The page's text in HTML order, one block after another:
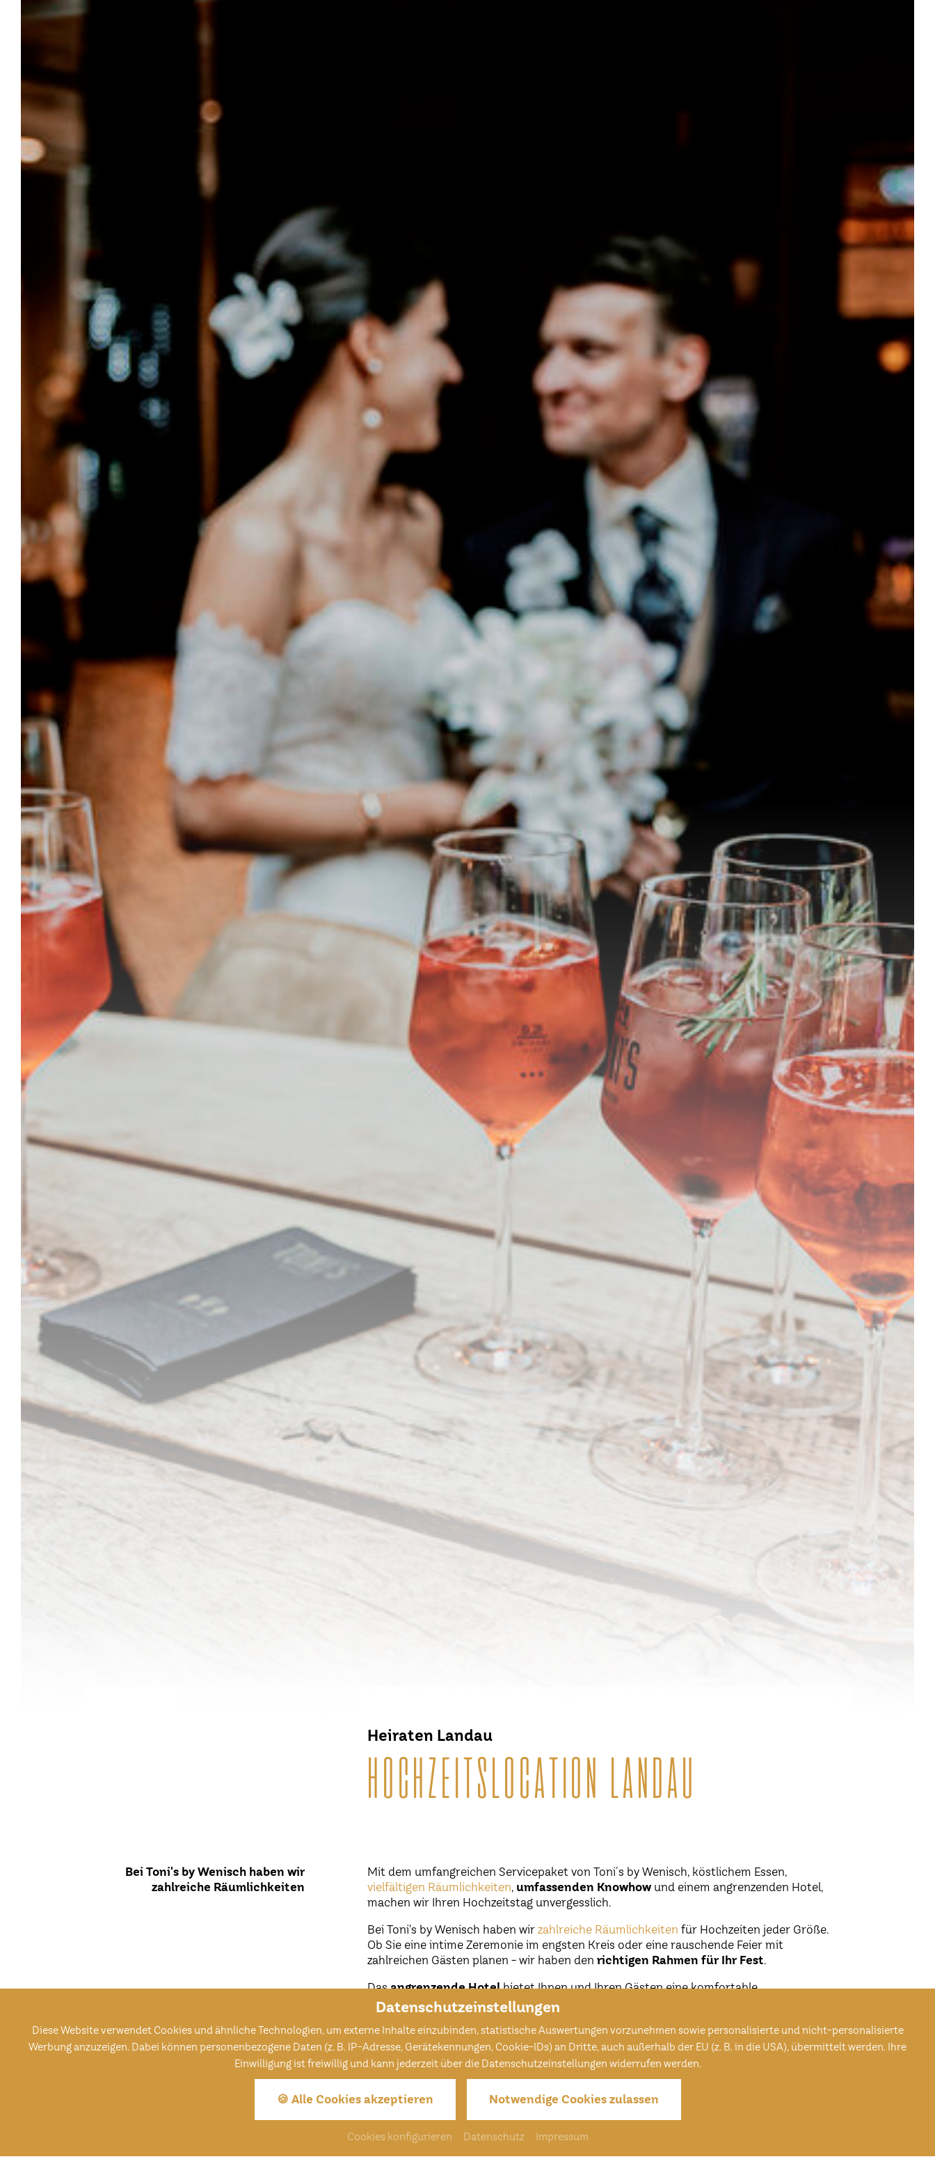
Datenschutzeinstellungen
Diese Website verwendet Cookies und ähnliche Technologien, um externe Inhalte einzubinden, statistische Auswertungen vorzunehmen sowie personalisierte und nicht-personalisierte
Werbung anzuzeigen. Dabei können personenbezogene Daten (z. B. IP-Adresse, Gerätekennungen, Cookie-IDs) an Dritte, auch außerhalb der EU (z. B. in die USA), übermittelt werden. Ihre
Einwilligung ist freiwillig und kann jederzeit über die Datenschutzeinstellungen widerrufen werden.
🍪 Alle Cookies akzeptieren Notwendige Cookies zulassen
Cookies konfigurieren Datenschutz Impressum
Heiraten Landau
HOCHZEITSLOCATION LANDAU
Bei Toni's by Wenisch haben wir
zahlreiche Räumlichkeiten
Mit dem umfangreichen Servicepaket von Toni´s by Wenisch, köstlichem Essen,
vielfältigen Räumlichkeiten, umfassenden Knowhowund einem angrenzenden Hotel,
machen wir Ihren Hochzeitstag unvergesslich.
Bei Toni's by Wenisch haben wir zahlreiche Räumlichkeiten für Hochzeiten jeder Größe.
Ob Sie eine intime Zeremonie im engsten Kreis oder eine rauschende Feier mit
zahlreichen Gästen planen - wir haben den richtigen Rahmen für Ihr Fest.
Dasangrenzende Hotelbietet Ihnen und Ihren Gästen eine komfortable
Übernachtungsmöglichkeit. Nach einem unvergesslichen Fest können Sie hier in aller
Ruhe den Tag ausklingen lassen und entspannen.
Hochzeitslocation Cham / Heiraten
Hochzeitslocation Deggendorf /